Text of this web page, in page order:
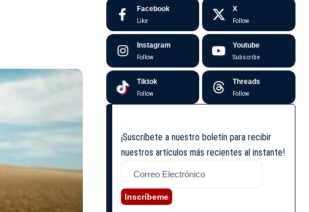
Facebook
Like
X
Follow
Instagram
Follow
Youtube
Subscribe
Tiktok
Follow
Threads
Follow
¡Suscríbete a nuestro boletín para recibir
nuestros artículos más recientes al instante!
Inscríbeme